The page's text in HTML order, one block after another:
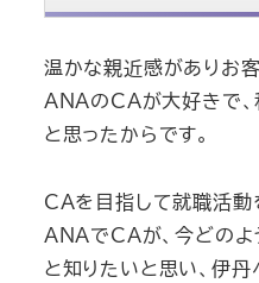
温かな親近感がありお
ANAのCAが大好きで
と思ったからです。
CAを目指して就職活動
ANAでCAが、今どのよ
と知りたいと思い、伊